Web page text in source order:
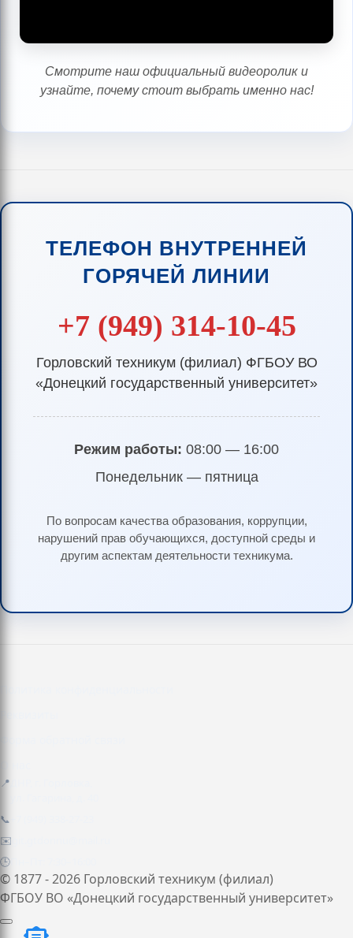
Смотрите наш официальный видеоролик и
узнайте, почему стоит выбрать именно нас!
ТЕЛЕФОН ВНУТРЕННЕЙ
ГОРЯЧЕЙ ЛИНИИ
+7 (949) 314-10-45
Горловский техникум (филиал) ФГБОУ ВО
«Донецкий государственный университет»
Режим работы: 08:00 — 16:00
Понедельник — пятница
По вопросам качества образования, коррупции,
нарушений прав обучающихся, доступной среды и
другим аспектам деятельности техникума.
📍
📞
✉️
🕒
© 1877 - 2026 Горловский техникум (филиал)
ФГБОУ ВО «Донецкий государственный университет»